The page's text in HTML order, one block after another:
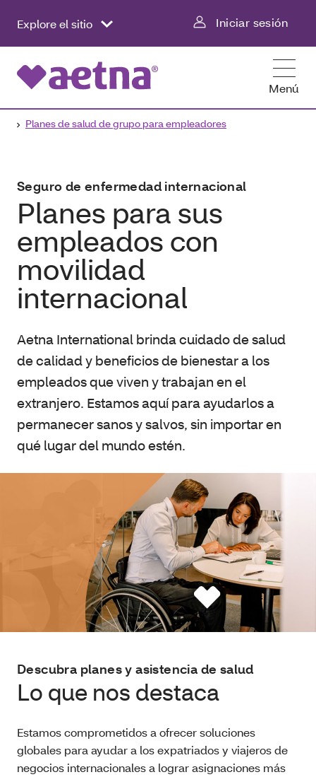
Explore el sitio Iniciar sesión
Menú
Planes de salud de grupo para empleadores
Seguro de enfermedad internacional
Planes para sus
empleados con
movilidad
internacional
Aetna International brinda cuidado de salud
de calidad y beneficios de bienestar a los
empleados que viven y trabajan en el
extranjero. Estamos aquí para ayudarlos a
permanecer sanos y salvos, sin importar en
qué lugar del mundo estén.
Descubra planes y asistencia de salud
Lo que nos destaca
Estamos comprometidos a ofrecer soluciones
globales para ayudar a los expatriados y viajeros de
negocios internacionales a lograr asignaciones más